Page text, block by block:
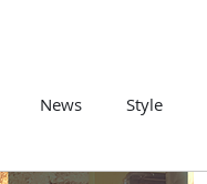
News Style